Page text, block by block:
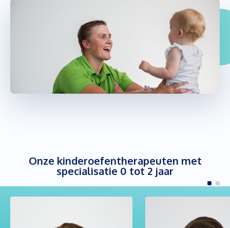
Onze kinderoefentherapeuten met
specialisatie 0 tot 2 jaar